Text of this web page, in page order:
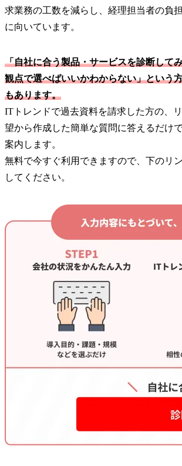
求業務の工数を減らし、経理担当者の負
に向いています。
「自社に合う製品・サービスを診断して
観点で選べばいいかわからない」という
もあります。
ITトレンドで過去資料を請求した方の、
望から作成した簡単な質問に答えるだけ
案内します。
無料で今すぐ利用できますので、下のリ
してください。